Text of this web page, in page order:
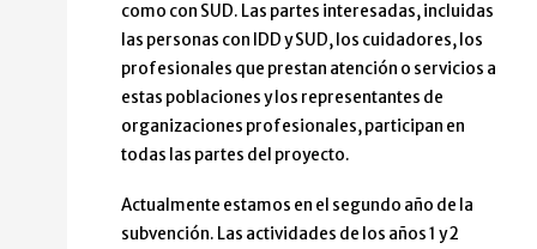
como con SUD. Las partes interesadas, incluidas
las personas con IDD y SUD, los cuidadores, los
profesionales que prestan atención o servicios a
estas poblaciones y los representantes de
organizaciones profesionales, participan en
todas las partes del proyecto.
Actualmente estamos en el segundo año de la
subvención. Las actividades de los años 1 y 2